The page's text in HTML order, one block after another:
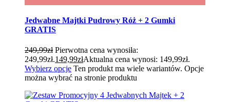
Jedwabne Majtki Pudrowy Róż + 2 Gumki
GRATIS
249,99zł Pierwotna cena wynosiła:
249,99zł.149,99złAktualna cena wynosi: 149,99zł.
Wybierz opcje Ten produkt ma wiele wariantów. Opcje
można wybrać na stronie produktu